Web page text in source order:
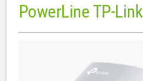
PowerLine TP-